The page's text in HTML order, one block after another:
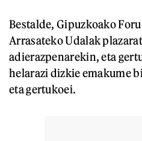
Bestalde, Gipuzkoako
Arrasateko Udalak
adierazpenarekin, eta
helarazi dizkie emakume
eta gertukoei.